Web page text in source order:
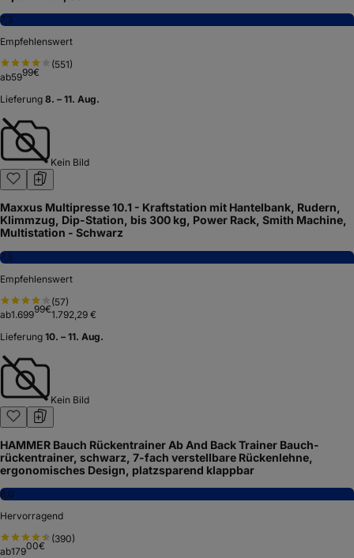
7,3
Empfehlenswert
(551)
ab5999€
Lieferung 8. – 11. Aug.
Kein Bild
Maxxus Multipresse 10.1 - Kraftstation mit Hantelbank, Rudern,
Klimmzug, Dip-Station, bis 300 kg, Power Rack, Smith Machine,
Multistation - Schwarz
7,5
Empfehlenswert
(57)
ab1.69999€1.792,29 €
Lieferung 10. – 11. Aug.
Kein Bild
HAMMER Bauch Rückentrainer Ab And Back Trainer Bauch-
rückentrainer, schwarz, 7-fach verstellbare Rückenlehne,
ergonomisches Design, platzsparend klappbar
8,0
Hervorragend
(390)
ab17900€